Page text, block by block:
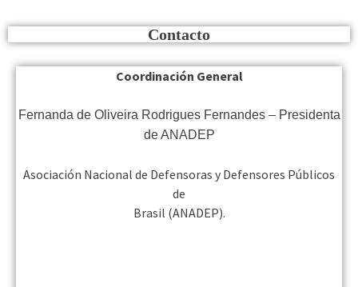
Contacto
Coordinación General
Fernanda de Oliveira Rodrigues Fernandes – Presidenta
de ANADEP
Asociación Nacional de Defensoras y Defensores Públicos
de
Brasil (ANADEP).